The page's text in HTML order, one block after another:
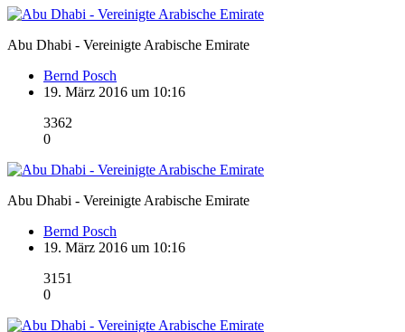
Abu Dhabi - Vereinigte Arabische Emirate
Bernd Posch
19. März 2016 um 10:16
3362
0
Abu Dhabi - Vereinigte Arabische Emirate
Bernd Posch
19. März 2016 um 10:16
3151
0